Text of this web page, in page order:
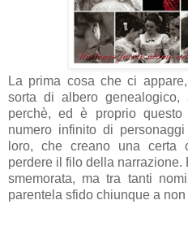
La prima cosa che ci
sorta di albero genealogico,
perchè, ed è proprio
numero infinito di
loro, che creano una certa
perdere il filo della
smemorata, ma tra tanti
parentela sfido chiunque a non